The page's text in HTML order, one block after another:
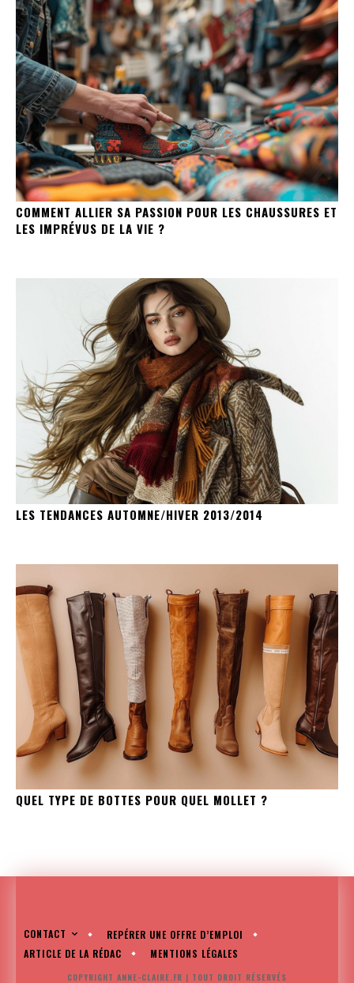
COMMENT ALLIER SA PASSION POUR LES CHAUSSURES ET
LES IMPRÉVUS DE LA VIE ?
LES TENDANCES AUTOMNE/HIVER 2013/2014
QUEL TYPE DE BOTTES POUR QUEL MOLLET ?
CONTACT
REPÉRER UNE OFFRE D’EMPLOI
ARTICLE DE LA RÉDAC
MENTIONS LÉGALES
COPYRIGHT ANNE-CLAIRE.FR | TOUT DROIT RÉSERVÉS